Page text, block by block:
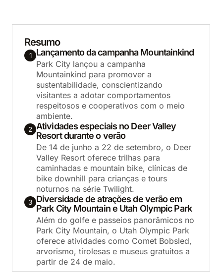
Resumo
1 Lançamento da campanha Mountainkind
Park City lançou a campanha
Mountainkind para promover a
sustentabilidade, conscientizando
visitantes a adotar comportamentos
respeitosos e cooperativos com o meio
ambiente.
2
Atividades especiais no Deer Valley
Resort durante o verão
De 14 de junho a 22 de setembro, o Deer
Valley Resort oferece trilhas para
caminhadas e mountain bike, clínicas de
bike downhill para crianças e tours
noturnos na série Twilight.
3 Diversidade de atrações de verão em
Park City Mountain e Utah Olympic Park
Além do golfe e passeios panorâmicos no
Park City Mountain, o Utah Olympic Park
oferece atividades como Comet Bobsled,
arvorismo, tirolesas e museus gratuitos a
partir de 24 de maio.